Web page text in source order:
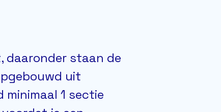
daaronder staan de
uit
minimaal 1 sectie